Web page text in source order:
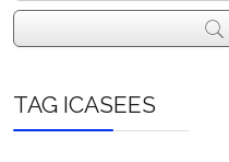
TAG ICASEES